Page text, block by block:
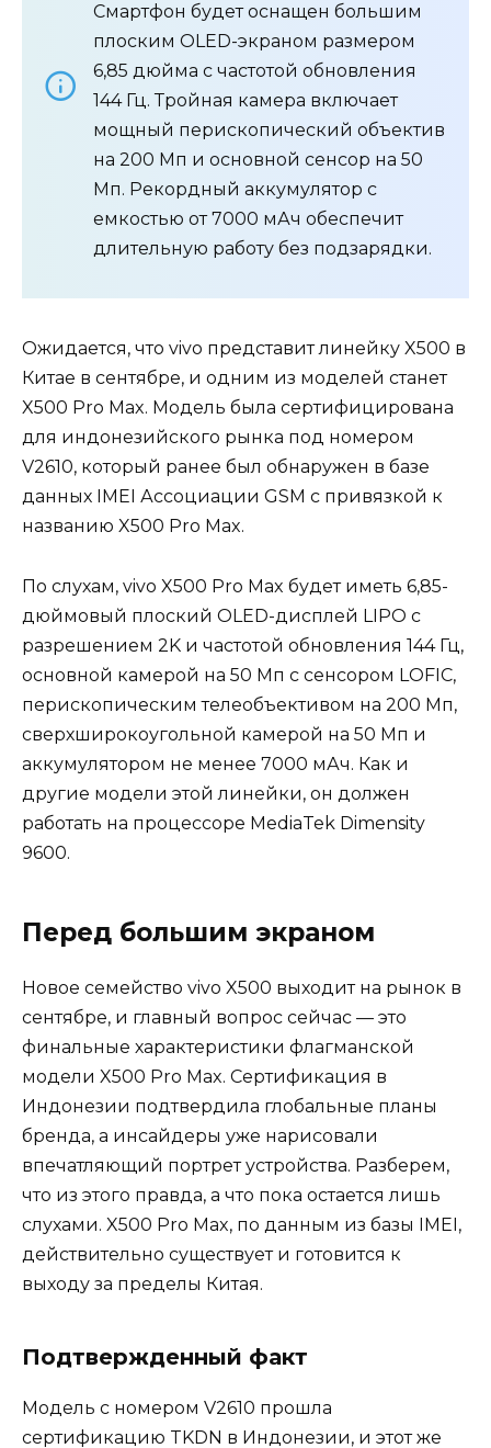
Смартфон будет оснащен большим
плоским OLED-экраном размером
6,85 дюйма с частотой обновления
144 Гц. Тройная камера включает
мощный перископический объектив
на 200 Мп и основной сенсор на 50
Мп. Рекордный аккумулятор с
емкостью от 7000 мАч обеспечит
длительную работу без подзарядки.
Ожидается, что vivo представит линейку X500 в
Китае в сентябре, и одним из моделей станет
X500 Pro Max. Модель была сертифицирована
для индонезийского рынка под номером
V2610, который ранее был обнаружен в базе
данных IMEI Ассоциации GSM с привязкой к
названию X500 Pro Max.
По слухам, vivo X500 Pro Max будет иметь 6,85-
дюймовый плоский OLED-дисплей LIPO с
разрешением 2K и частотой обновления 144 Гц,
основной камерой на 50 Мп с сенсором LOFIC,
перископическим телеобъективом на 200 Мп,
сверхширокоугольной камерой на 50 Мп и
аккумулятором не менее 7000 мАч. Как и
другие модели этой линейки, он должен
работать на процессоре MediaTek Dimensity
9600.
Перед большим экраном
Новое семейство vivo X500 выходит на рынок в
сентябре, и главный вопрос сейчас — это
финальные характеристики флагманской
модели X500 Pro Max. Сертификация в
Индонезии подтвердила глобальные планы
бренда, а инсайдеры уже нарисовали
впечатляющий портрет устройства. Разберем,
что из этого правда, а что пока остается лишь
слухами. X500 Pro Max, по данным из базы IMEI,
действительно существует и готовится к
выходу за пределы Китая.
Подтвержденный факт
Модель с номером V2610 прошла
сертификацию TKDN в Индонезии, и этот же